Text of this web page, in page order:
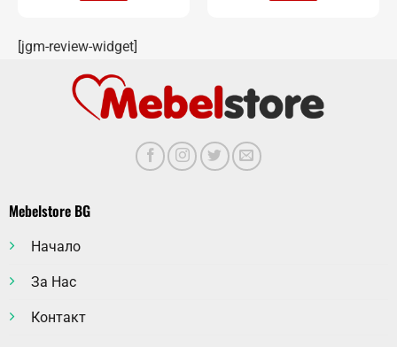
[jgm-review-widget]
Mebelstore BG
Начало
За Нас
Контакт